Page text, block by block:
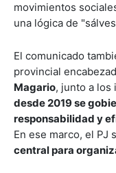
movimientos
una lógica de
El comunicado
provincial
Magario, junto a los
desde 2019 se
responsabilidad y
En ese marco, el PJ
central para